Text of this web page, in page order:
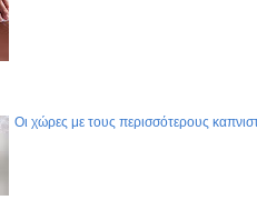
Οι χώρες με τους περισσότερους